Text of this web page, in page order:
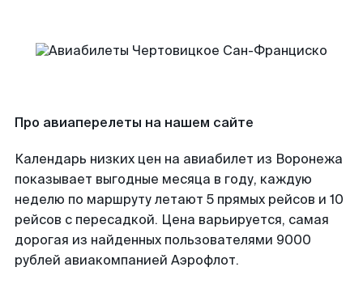
Про авиаперелеты на нашем сайте
Календарь низких цен на авиабилет из Воронежа
показывает выгодные месяца в году, каждую
неделю по маршруту летают 5 прямых рейсов и 10
рейсов с пересадкой. Цена варьируется, самая
дорогая из найденных пользователями 9000
рублей авиакомпанией Аэрофлот.